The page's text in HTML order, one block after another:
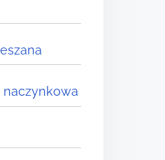
naczynkowa